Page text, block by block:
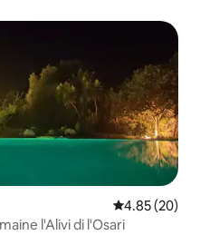
Calificación
4.85 (20)
l'Alivi di l'Osari